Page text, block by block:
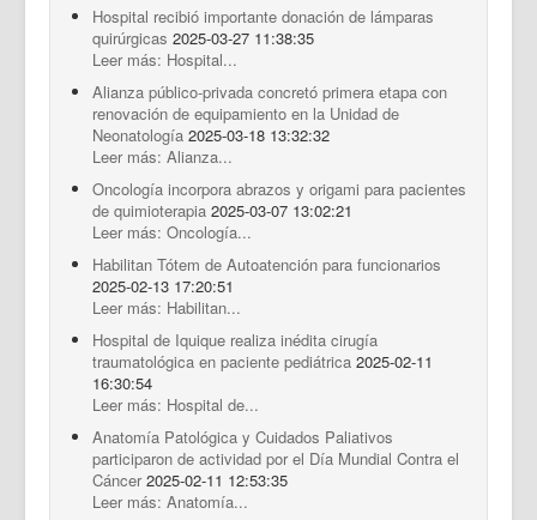
Hospital recibió importante donación de lámparas
quirúrgicas 2025-03-27 11:38:35
Leer más: Hospital...
Alianza público-privada concretó primera etapa con
renovación de equipamiento en la Unidad de
Neonatología 2025-03-18 13:32:32
Leer más: Alianza...
Oncología incorpora abrazos y origami para pacientes
de quimioterapia 2025-03-07 13:02:21
Leer más: Oncología...
Habilitan Tótem de Autoatención para funcionarios
2025-02-13 17:20:51
Leer más: Habilitan...
Hospital de Iquique realiza inédita cirugía
traumatológica en paciente pediátrica 2025-02-11
16:30:54
Leer más: Hospital de...
Anatomía Patológica y Cuidados Paliativos
participaron de actividad por el Día Mundial Contra el
Cáncer 2025-02-11 12:53:35
Leer más: Anatomía...